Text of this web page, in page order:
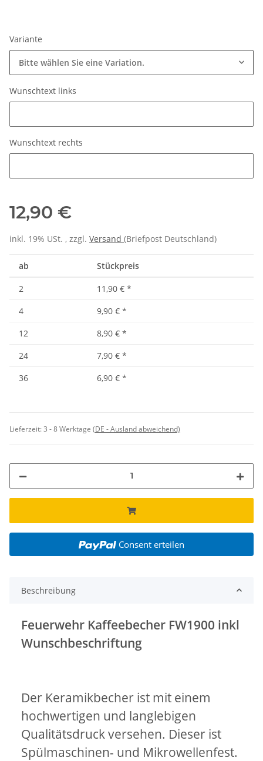
Variante
Bitte wählen Sie eine Variation.
Wunschtext links
Wunschtext rechts
12,90 €
inkl. 19% USt. , zzgl. Versand (Briefpost Deutschland)
ab Stückpreis
2 11,90 € *
4
9,90 € *
12
8,90 € *
24
7,90 € *
36
6,90 € *
Lieferzeit:3 - 8 Werktage (DE - Ausland abweichend)
Consent erteilen
Beschreibung
Feuerwehr Kaffeebecher FW1900 inkl
Wunschbeschriftung
Der Keramikbecher ist mit einem
hochwertigen und langlebigen
Qualitätsdruck versehen. Dieser ist
Spülmaschinen- und Mikrowellenfest.